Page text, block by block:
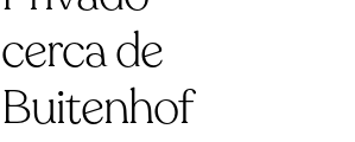
cerca de
Buitenhof